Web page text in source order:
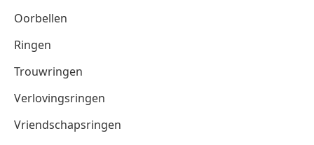
Oorbellen
Ringen
Trouwringen
Verlovingsringen
Vriendschapsringen